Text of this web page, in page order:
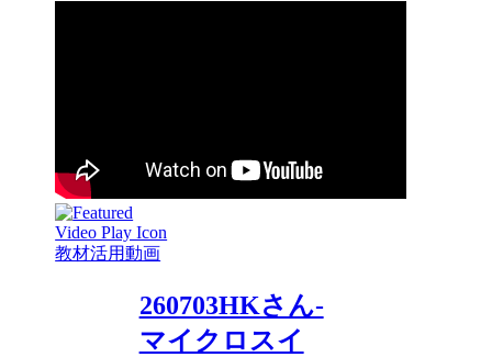
教材活用動画
260703HKさん-
マイクロスイ